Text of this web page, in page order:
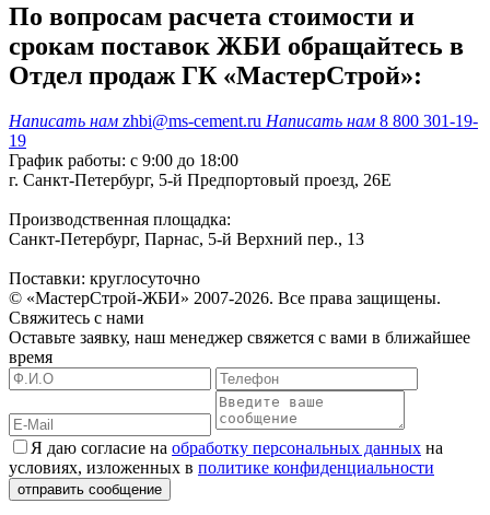
По вопросам расчета стоимости и
срокам поставок ЖБИ обращайтесь в
Отдел продаж ГК «МастерСтрой»:
Написать нам zhbi@ms-cement.ru Написать нам 8 800 301-19-
19
График работы: с 9:00 до 18:00
г. Санкт-Петербург, 5-й Предпортовый проезд, 26Е
Производственная площадка:
Санкт-Петербург, Парнас, 5-й Верхний пер., 13
Поставки: круглосуточно
© «МастерСтрой-ЖБИ» 2007-2026. Все права защищены.
Свяжитесь с нами
Оставьте заявку, наш менеджер свяжется с вами в ближайшее
время
Я даю согласие на обработку персональных данных на
условиях, изложенных в политике конфиденциальности